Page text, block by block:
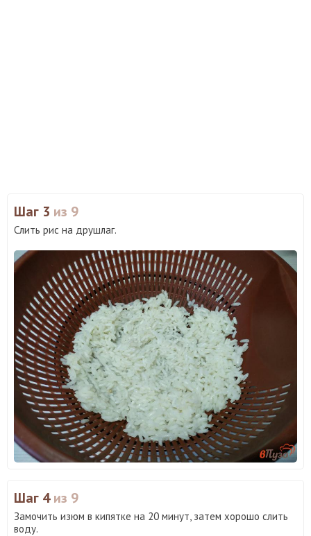
Шаг 3 из 9
Слить рис на друшлаг.
Шаг 4из 9
Замочить изюм в кипятке на 20 минут, затем хорошо слить
воду.